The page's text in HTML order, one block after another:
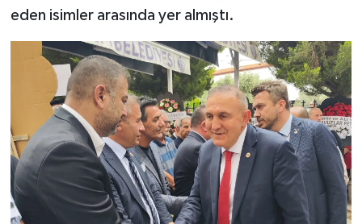
eden isimler arasında yer almıştı.